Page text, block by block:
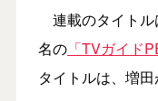
連載のタイトル
名の「TVガイド
タイトルは、増田